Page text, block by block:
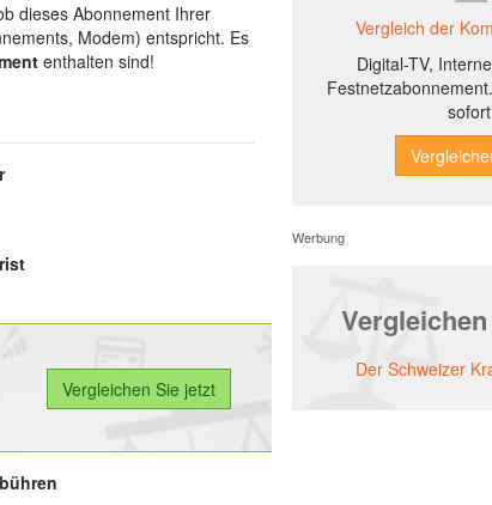
dieses Abonnement Ihrer
Modem) entspricht. Es
enthalten sind!
Vergleich der
Digital-TV,
Werbung
Der Schweizer